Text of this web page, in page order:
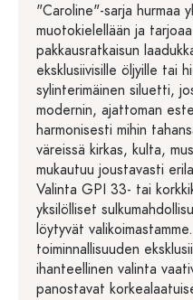
"Caroline"-sarja hurmaa
muotokielellään ja
pakkausratkaisun
eksklusiivisille öljyille tai
sylinterimäinen siluetti,
modernin, ajattoman
harmonisesti mihin
väreissä kirkas, kulta,
mukautuu joustavasti
Valinta GPI 33- tai
yksilölliset
löytyvät
toiminnallisuuden
ihanteellinen valinta
panostavat